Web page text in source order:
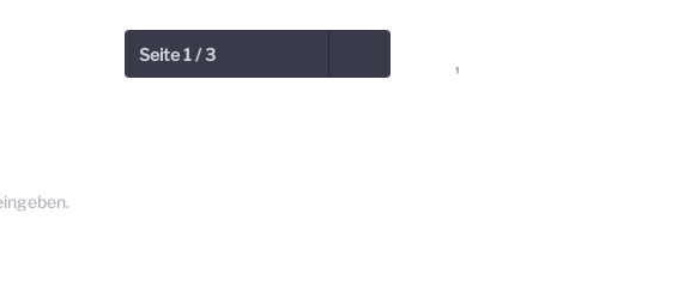
Seite 1 / 3